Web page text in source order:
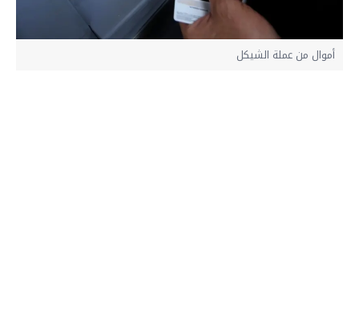
أموال من عملة الشيكل